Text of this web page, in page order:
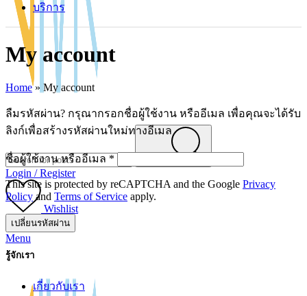
Login / Register
Wishlist
0items 0.00฿
Menu
บริการ
My account
Home» My account
ลืมรหัสผ่าน? กรุณากรอกชื่อผู้ใช้งาน หรืออีเมล เพื่อคุณจะได้รับ
ลิงก์เพื่อสร้างรหัสผ่านใหม่ทางอีเมล
ชื่อผู้ใช้งาน หรืออีเมล *
This site is protected by reCAPTCHA and the Google Privacy
Policy and Terms of Service apply.
เปลี่ยนรหัสผ่าน
รู้จักเรา
เกี่ยวกับเรา